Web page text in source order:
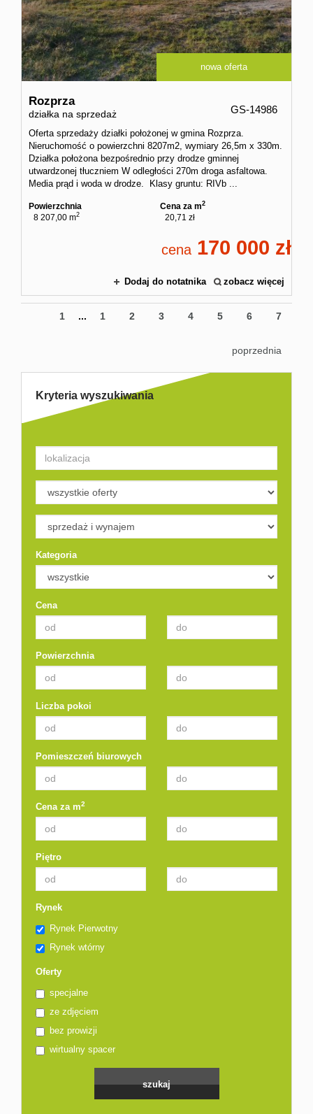
nowa oferta
Rozprza
działka na sprzedaż GS-14986
Oferta sprzedaży działki położonej w gmina Rozprza.
Nieruchomość o powierzchni 8207m2, wymiary 26,5m x 330m.
Działka położona bezpośrednio przy drodze gminnej
utwardzonej tłuczniem W odległości 270m droga asfaltowa.
Media prąd i woda w drodze. Klasy gruntu: RIVb ...
Powierzchnia
8 207,00 m2
Cena za m2
20,71 zł
cena 170 000
Dodaj do notatnika zobacz więcej
1 ... 1 2 3 4 5 6 7
poprzednia
Kryteria wyszukiwania
Kategoria
Cena
Powierzchnia
Liczba pokoi
Pomieszczeń biurowych
Cena za m2
Piętro
Rynek
Rynek Pierwotny
Rynek wtórny
Oferty
specjalne
ze zdjęciem
bez prowizji
wirtualny spacer